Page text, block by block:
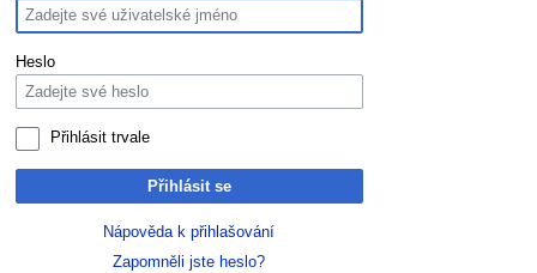
na
navigaci
na
vyhledávání
Heslo
Přihlásit trvale
Přihlásit se
Nápověda k přihlašování
Zapomněli jste heslo?